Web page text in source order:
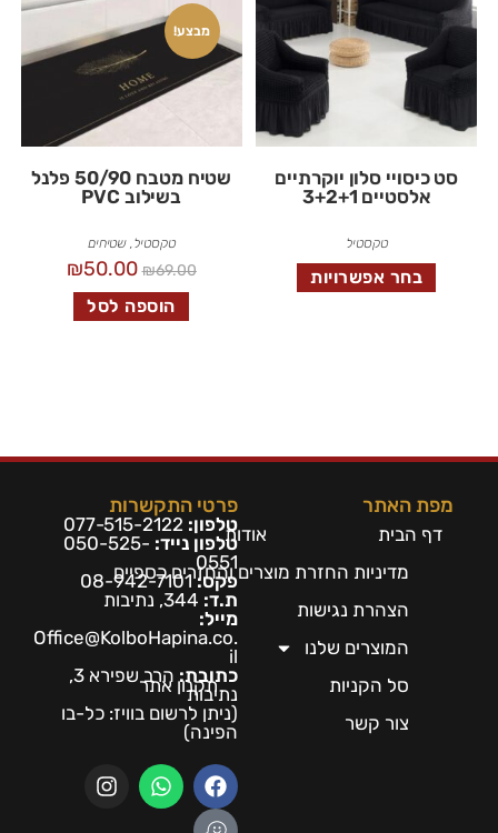
סט כיסויי סלון יוקרתיים
אלסטיים 3+2+1
טקסטיל
בחר אפשרויות
מבצע!
שטיח מטבח 50/90 פלנל
בשילוב PVC
טקסטיל, שטיחים
₪69.00
₪50.00
הוספה לסל
מפת האתר
דף הבית
אודות
מדיניות החזרת מוצרים והחזרים כספיים
הצהרת נגישות
המוצרים שלנו
סל הקניות
תקנון אתר
צור קשר
פרטי התקשרות
טלפון: 077-515-2122
טלפון נייד: 050-525-
0551
פקס:08-942-7101
ת.ד:
מייל:
Office@KolboHapina.co.
il
כתובת:
הרב שפירא 3,
נתיבות
(ניתן לרשום בוויז: כל-בו
הפינה)